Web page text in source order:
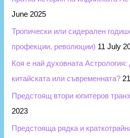
June 2025
Тропически или сидерален
профекции, революции) 11 July
Коя е най духовната Астрология:
китайската или съвременната?
Предстоящ втори юпитеров
2023
Предстояща рядка и